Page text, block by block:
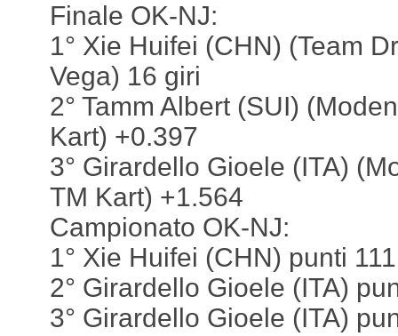
Finale OK-NJ:
1° Xie Huifei (CHN) (Team
Vega) 16 giri
2° Tamm Albert (SUI)
Kart) +0.397
3° Girardello Gioele (ITA)
TM Kart) +1.564
Campionato OK-NJ:
1° Xie Huifei (CHN) punti 111
2° Girardello Gioele (ITA)
3° Girardello Gioele (ITA)